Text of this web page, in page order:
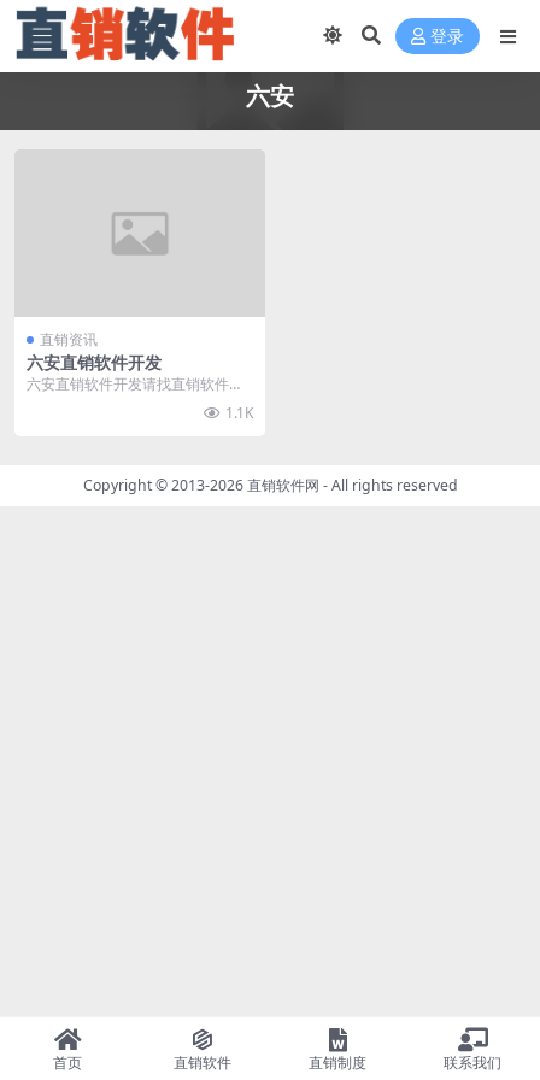
登录
六安
直销资讯
六安直销软件开发
六安直销软件开发请找直销软件
1.1K
Copyright © 2013-2026直销软件网 - All rights reserved
首页 直销软件 直销制度 联系我们